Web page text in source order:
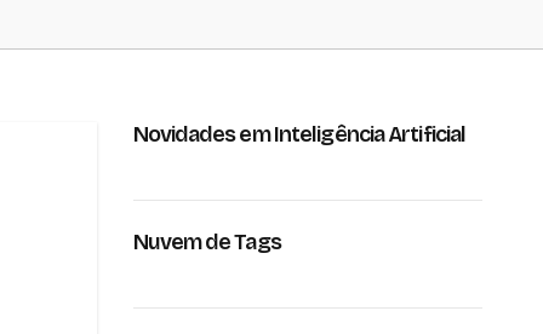
Novidades em Inteligência Artificial
Nuvem de Tags